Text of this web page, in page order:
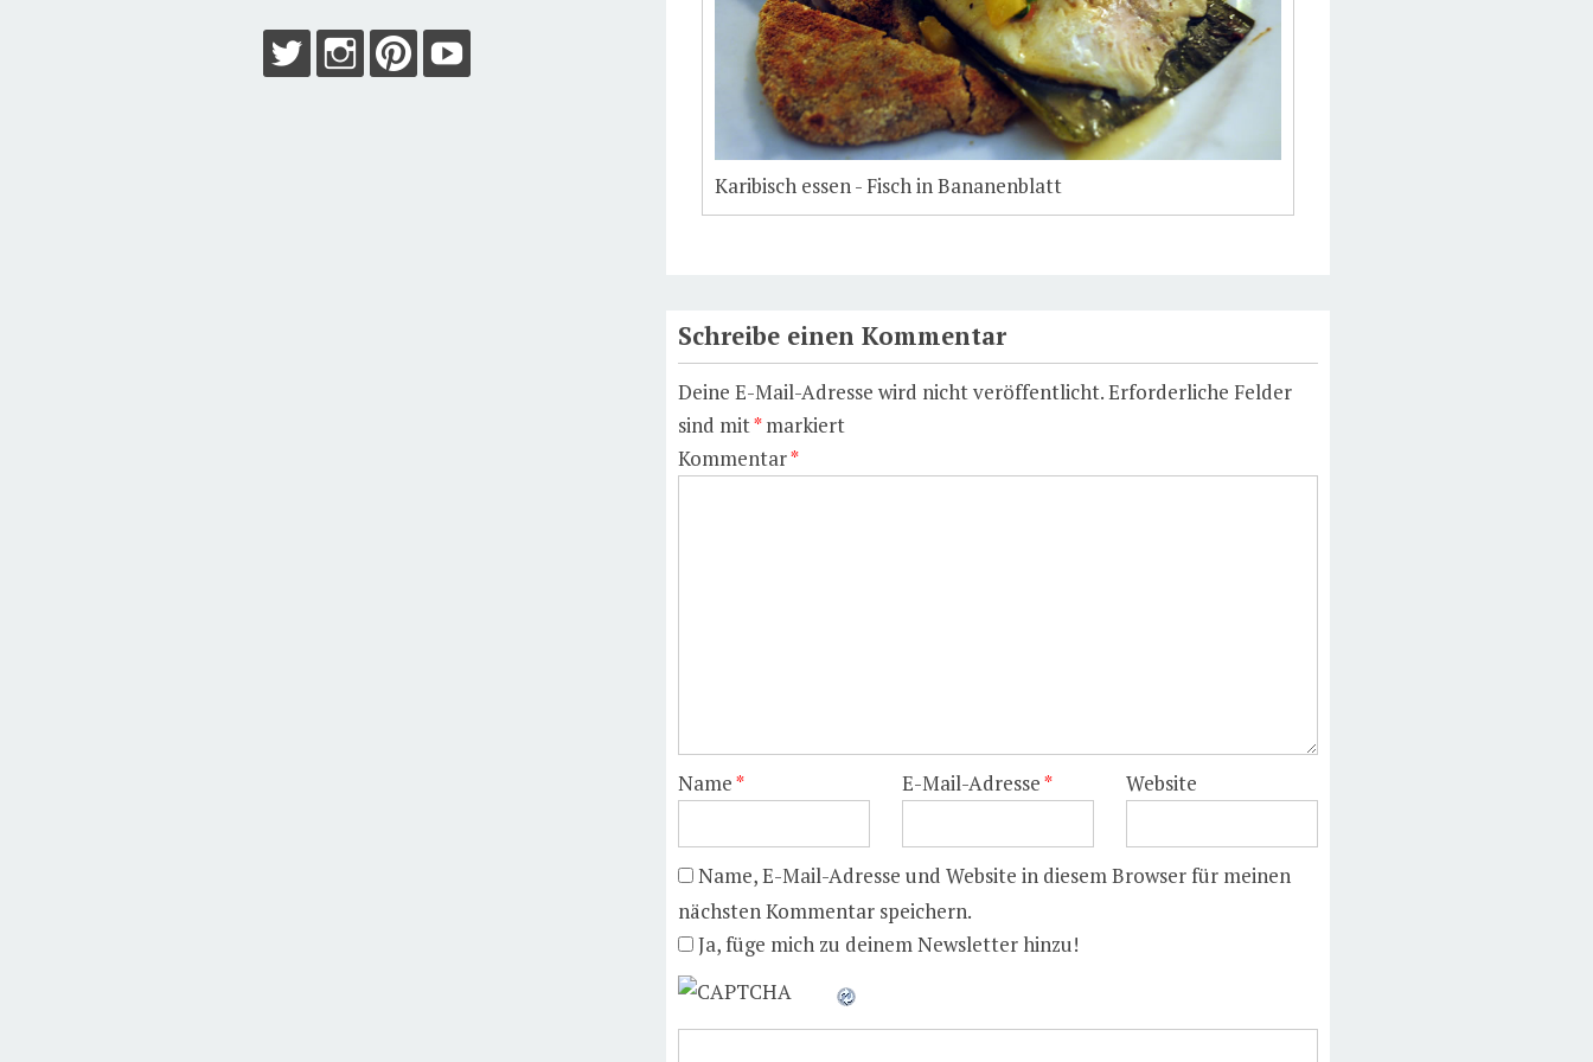
Karibisch essen - Fisch in Bananenblatt
Schreibe einen Kommentar
Deine E-Mail-Adresse wird nicht veröffentlicht.Erforderliche Felder
sind mit*markiert
Kommentar*
Name* E-Mail-Adresse* Website
Name, E-Mail-Adresse und Website in diesem Browser für meinen
nächsten Kommentar speichern.
Ja, füge mich zu deinem Newsletter hinzu!